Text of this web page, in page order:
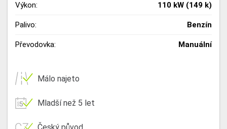
Výkon: 110 kW (149 k)
Palivo: Benzín
Převodovka: Manuální
Málo najeto
Mladší než 5 let